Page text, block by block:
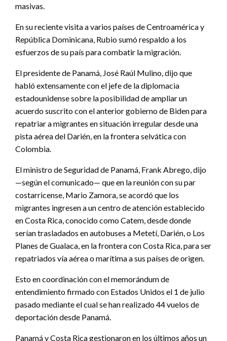
masivas.
En su reciente visita a varios países de Centroamérica y
República Dominicana, Rubio sumó respaldo a los
esfuerzos de su país para combatir la migración.
El presidente de Panamá, José Raúl Mulino, dijo que
habló extensamente con el jefe de la diplomacia
estadounidense sobre la posibilidad de ampliar un
acuerdo suscrito con el anterior gobierno de Biden para
repatriar a migrantes en situación irregular desde una
pista aérea del Darién, en la frontera selvática con
Colombia.
El ministro de Seguridad de Panamá, Frank Abrego, dijo
—según el comunicado— que en la reunión con su par
costarricense, Mario Zamora, se acordó que los
migrantes ingresen a un centro de atención establecido
en Costa Rica, conocido como Catem, desde donde
serían trasladados en autobuses a Metetí, Darién, o Los
Planes de Gualaca, en la frontera con Costa Rica, para ser
repatriados vía aérea o marítima a sus países de origen.
Esto en coordinación con el memorándum de
entendimiento firmado con Estados Unidos el 1 de julio
pasado mediante el cual se han realizado 44 vuelos de
deportación desde Panamá.
Panamá y Costa Rica gestionaron en los últimos años un